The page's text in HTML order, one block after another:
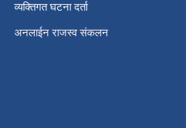
व्यक्तिगत घटना दर्ता
अनलाईन राजस्व संकलन